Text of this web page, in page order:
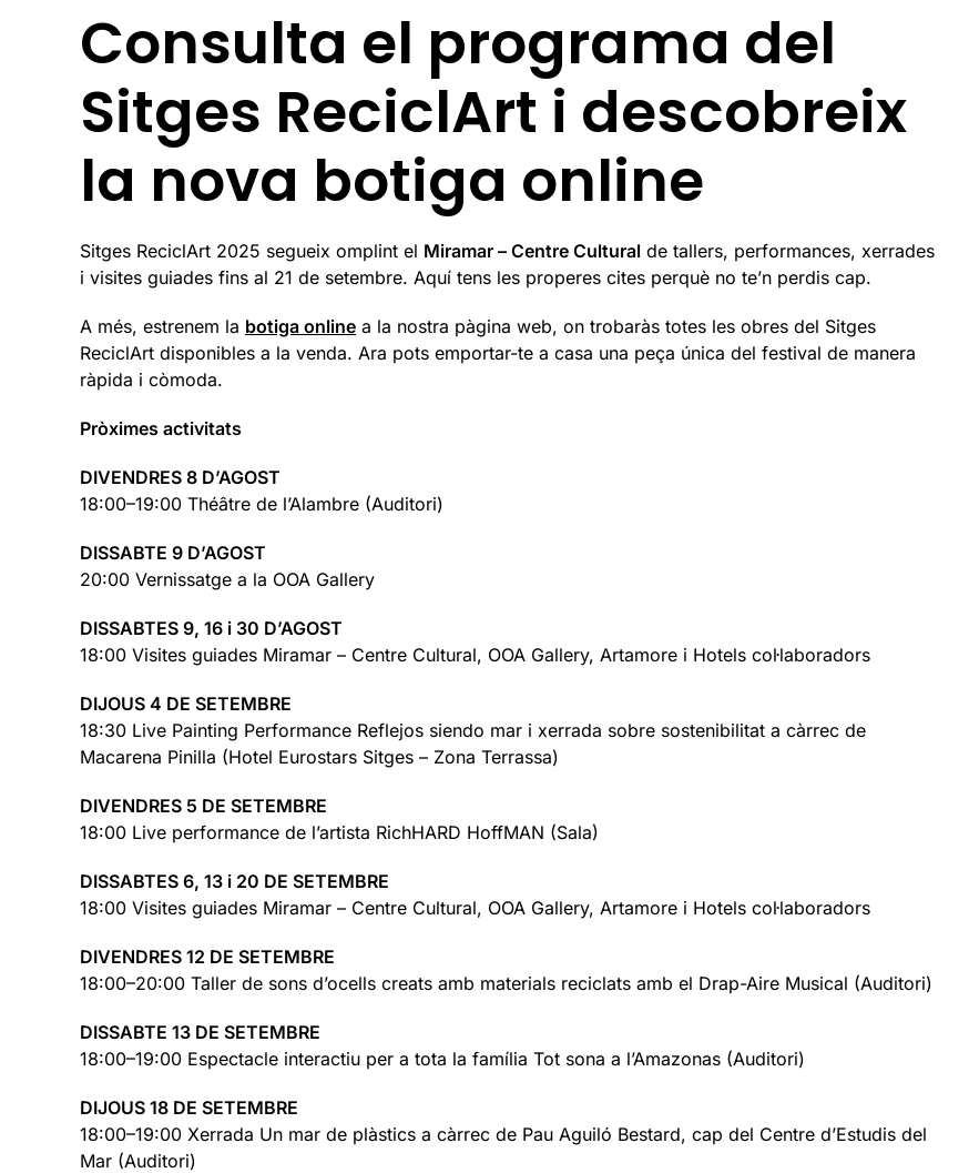
Consulta el programa del
Sitges ReciclArt i descobreix
la nova botiga online
Sitges ReciclArt 2025 segueix omplint el Miramar – Centre Cultural de tallers, performances, xerrades
i visites guiades fins al 21 de setembre. Aquí tens les properes cites perquè no te’n perdis cap.
A més, estrenem la botiga online a la nostra pàgina web, on trobaràs totes les obres del Sitges
ReciclArt disponibles a la venda. Ara pots emportar-te a casa una peça única del festival de manera
ràpida i còmoda.
Pròximes activitats
DIVENDRES 8 D’AGOST
18:00–19:00 Théâtre de l’Alambre (Auditori)
DISSABTE 9 D’AGOST
20:00 Vernissatge a la OOA Gallery
DISSABTES 9, 16 i 30 D’AGOST
18:00 Visites guiades Miramar – Centre Cultural, OOA Gallery, Artamore i Hotels col·laboradors
DIJOUS 4 DE SETEMBRE
18:30 Live Painting Performance Reflejos siendo mar i xerrada sobre sostenibilitat a càrrec de
Macarena Pinilla (Hotel Eurostars Sitges – Zona Terrassa)
DIVENDRES 5 DE SETEMBRE
18:00 Live performance de l’artista RichHARD HoffMAN (Sala)
DISSABTES 6, 13 i 20 DE SETEMBRE
18:00 Visites guiades Miramar – Centre Cultural, OOA Gallery, Artamore i Hotels col·laboradors
DIVENDRES 12 DE SETEMBRE
18:00–20:00 Taller de sons d’ocells creats amb materials reciclats amb el Drap-Aire Musical (Auditori)
DISSABTE 13 DE SETEMBRE
18:00–19:00 Espectacle interactiu per a tota la família Tot sona a l’Amazonas (Auditori)
DIJOUS 18 DE SETEMBRE
18:00–19:00 Xerrada Un mar de plàstics a càrrec de Pau Aguiló Bestard, cap del Centre d’Estudis del
Mar (Auditori)